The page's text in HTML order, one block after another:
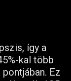
így a
kal több
Ez